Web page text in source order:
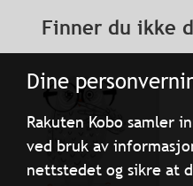
Dine
Rakuten Kobo samler
ved bruk av
nettstedet og sikre at
Finner du ikke